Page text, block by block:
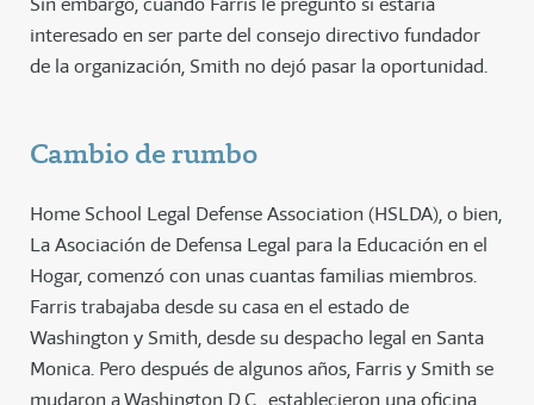
interesado en ser parte del consejo directivo fundador
de la organización, Smith no dejó pasar la oportunidad.
Cambio de rumbo
Home School Legal Defense Association (HSLDA), o bien,
La Asociación de Defensa Legal para la Educación en el
Hogar, comenzó con unas cuantas familias miembros.
Farris trabajaba desde su casa en el estado de
Washington y Smith, desde su despacho legal en Santa
Monica. Pero después de algunos años, Farris y Smith se
mudaron a Washington D.C., establecieron una oficina